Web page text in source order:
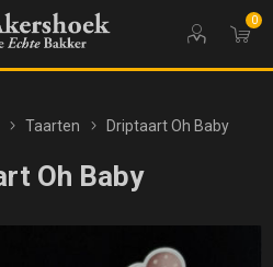
0
Taarten Driptaart Oh Baby
Oh Baby